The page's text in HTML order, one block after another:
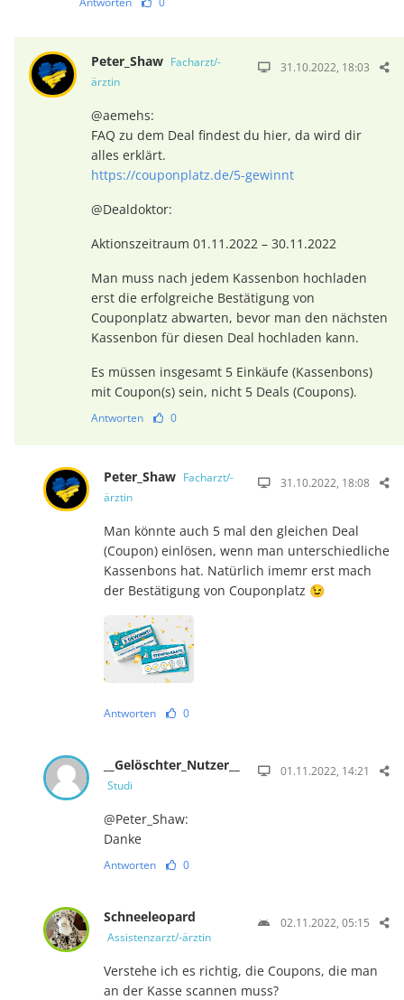
Peter_Shaw Facharzt/-
ärztin
31.10.2022, 18:03
@aemehs:
FAQ zu dem Deal findest du hier, da wird dir
alles erklärt.
https://couponplatz.de/5-gewinnt
@Dealdoktor:
Aktionszeitraum 01.11.2022 – 30.11.2022
Man muss nach jedem Kassenbon hochladen
erst die erfolgreiche Bestätigung von
Couponplatz abwarten, bevor man den nächsten
Kassenbon für diesen Deal hochladen kann.
Es müssen insgesamt 5 Einkäufe (Kassenbons)
mit Coupon(s) sein, nicht 5 Deals (Coupons).
Antworten 0
Peter_Shaw Facharzt/-
ärztin
31.10.2022, 18:08
Man könnte auch 5 mal den gleichen Deal
(Coupon) einlösen, wenn man unterschiedliche
Kassenbons hat. Natürlich imemr erst mach
der Bestätigung von Couponplatz 😉
Antworten 0
__Gelöschter_Nutzer__
Studi
01.11.2022, 14:21
@Peter_Shaw:
Danke
Antworten 0
Schneeleopard
Assistenzarzt/-ärztin
02.11.2022, 05:15
Verstehe ich es richtig, die Coupons, die man
an der Kasse scannen muss?